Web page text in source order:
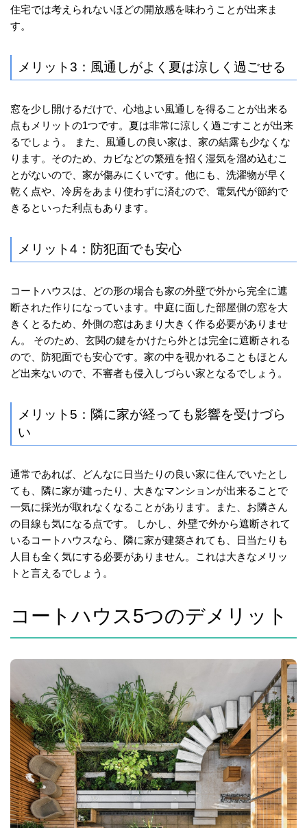
住宅では考えられないほどの開放感を味わうことが出来ま
す。
メリット3：風通しがよく夏は涼しく過ごせる
窓を少し開けるだけで、心地よい風通しを得ることが出来る
点もメリットの1つです。夏は非常に涼しく過ごすことが出来
るでしょう。 また、風通しの良い家は、家の結露も少なくな
ります。そのため、カビなどの繁殖を招く湿気を溜め込むこ
とがないので、家が傷みにくいです。他にも、洗濯物が早く
乾く点や、冷房をあまり使わずに済むので、電気代が節約で
きるといった利点もあります。
メリット4：防犯面でも安心
コートハウスは、どの形の場合も家の外壁で外から完全に遮
断された作りになっています。中庭に面した部屋側の窓を大
きくとるため、外側の窓はあまり大きく作る必要がありませ
ん。 そのため、玄関の鍵をかけたら外とは完全に遮断される
ので、防犯面でも安心です。家の中を覗かれることもほとん
ど出来ないので、不審者も侵入しづらい家となるでしょう。
メリット5：隣に家が経っても影響を受けづら
い
通常であれば、どんなに日当たりの良い家に住んでいたとし
ても、隣に家が建ったり、大きなマンションが出来ることで
一気に採光が取れなくなることがあります。また、お隣さん
の目線も気になる点です。 しかし、外壁で外から遮断されて
いるコートハウスなら、隣に家が建築されても、日当たりも
人目も全く気にする必要がありません。これは大きなメリッ
トと言えるでしょう。
コートハウス5つのデメリット